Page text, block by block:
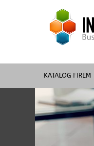
KATALOG FIREM